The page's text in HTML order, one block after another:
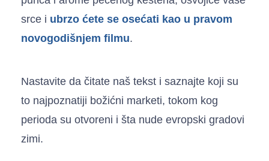
srce i ubrzo ćete se osećati kao u pravom
novogodišnjem filmu.
Nastavite da čitate naš tekst i saznajte koji su
to najpoznatiji božićni marketi, tokom kog
perioda su otvoreni i šta nude evropski gradovi
zimi.